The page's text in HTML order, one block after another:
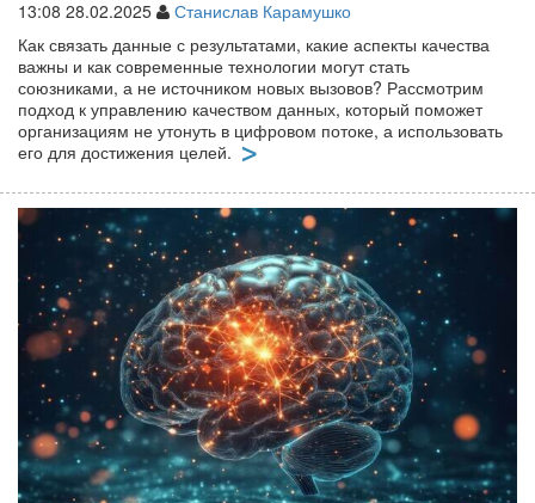
13:08 28.02.2025
Станислав Карамушко
Как связать данные с результатами, какие аспекты качества
важны и как современные технологии могут стать
союзниками, а не источником новых вызовов? Рассмотрим
подход к управлению качеством данных, который поможет
организациям не утонуть в цифровом потоке, а использовать
его для достижения целей.